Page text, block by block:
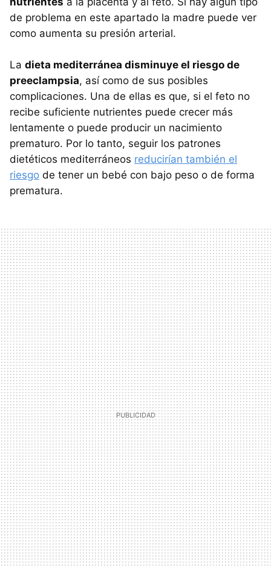
de problema en este apartado la madre puede ver
como aumenta su presión arterial.
La dieta mediterránea disminuye el riesgo de
preeclampsia, así como de sus posibles
complicaciones. Una de ellas es que, si el feto no
recibe suficiente nutrientes puede crecer más
lentamente o puede producir un nacimiento
prematuro. Por lo tanto, seguir los patrones
dietéticos mediterráneos reducirían también el
riesgo de tener un bebé con bajo peso o de forma
prematura.